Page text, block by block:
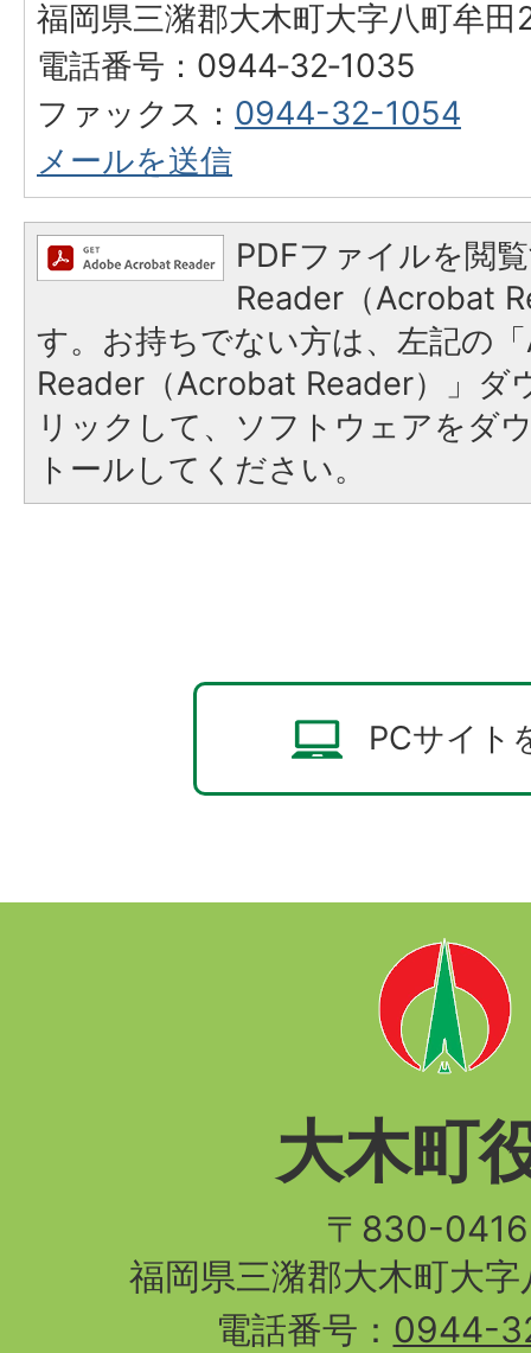
福岡県三潴郡大木町大字八町牟
電話番号：0944‐32‐1035
ファックス： 0944-32-1054
メールを送信
PDFファイルを閲
Reader（Acrobat
す。お持ちでない方は、左記の
Reader（Acrobat Reader）」ダ
リックして、ソフトウェアをダ
トールしてください。
PCサイト
大木町
〒830-
福岡県三潴郡大木町大
電話番号： 0944-